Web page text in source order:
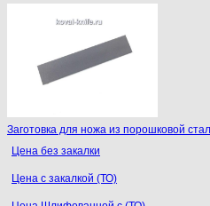
Заготовка для ножа из порошковой
Цена без закалки
Цена с закалкой (ТО)